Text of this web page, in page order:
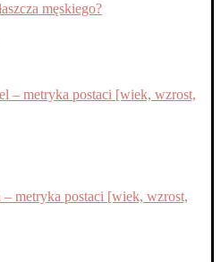
męskiego?
– metryka postaci [wiek, wzrost,
metryka postaci [wiek, wzrost,